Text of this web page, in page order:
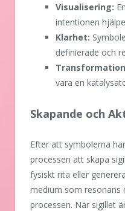
Visualisering:
intentionen
Klarhet:
definierade och
vara en
Skapande och
Efter att symbolerna
processen att skapa
fysiskt rita eller
medium som resonans
processen. När sigillet